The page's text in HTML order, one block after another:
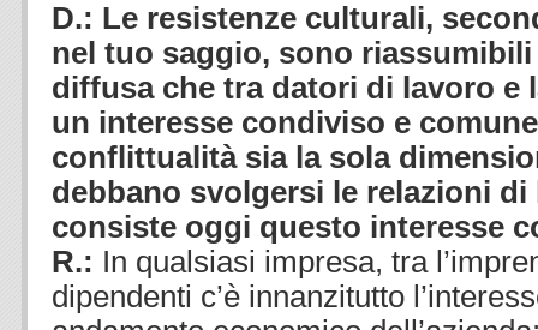
D.: Le resistenze culturali,
nel tuo saggio, sono
diffusa che tra datori di lavoro e
un interesse condiviso e
conflittualità sia la sola
debbano svolgersi le relazioni di
consiste oggi questo interesse
R.: In qualsiasi impresa, tra
dipendenti c’è innanzitutto